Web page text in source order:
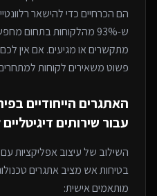
הם הכרחיים כדי להישאר
ש-93% מהלקוחות
מתקשרים או מגיעים. אם אין
פשוט משאירים לקוחות
האתגרים הייחודיים
עבור שירותים
השילוב שלעיצוב אפליקציותעם
בטיחות אש מציב אתגרים
מותאמים אישית: